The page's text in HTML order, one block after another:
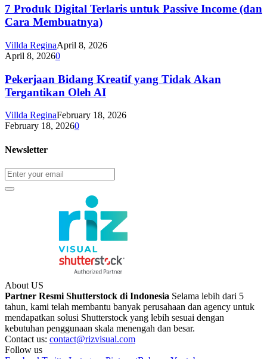
7 Produk Digital Terlaris untuk Passive Income (dan
Cara Membuatnya)
Villda ReginaApril 8, 2026
April 8, 20260
Pekerjaan Bidang Kreatif yang Tidak Akan
Tergantikan Oleh AI
Villda ReginaFebruary 18, 2026
February 18, 20260
Newsletter
About US
Partner Resmi Shutterstock di Indonesia Selama lebih dari 5
tahun, kami telah membantu banyak perusahaan dan agency untuk
mendapatkan solusi Shutterstock yang lebih sesuai dengan
kebutuhan penggunaan skala menengah dan besar.
Contact us: contact@rizvisual.com
Follow us